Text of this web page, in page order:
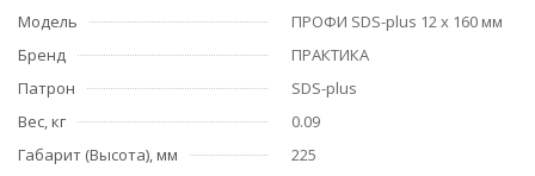
Модель
ПРОФИ SDS-plus 12 х 160 мм
Бренд
ПРАКТИКА
Патрон
SDS-plus
Вес, кг
0.09
Габарит (Высота), мм
225